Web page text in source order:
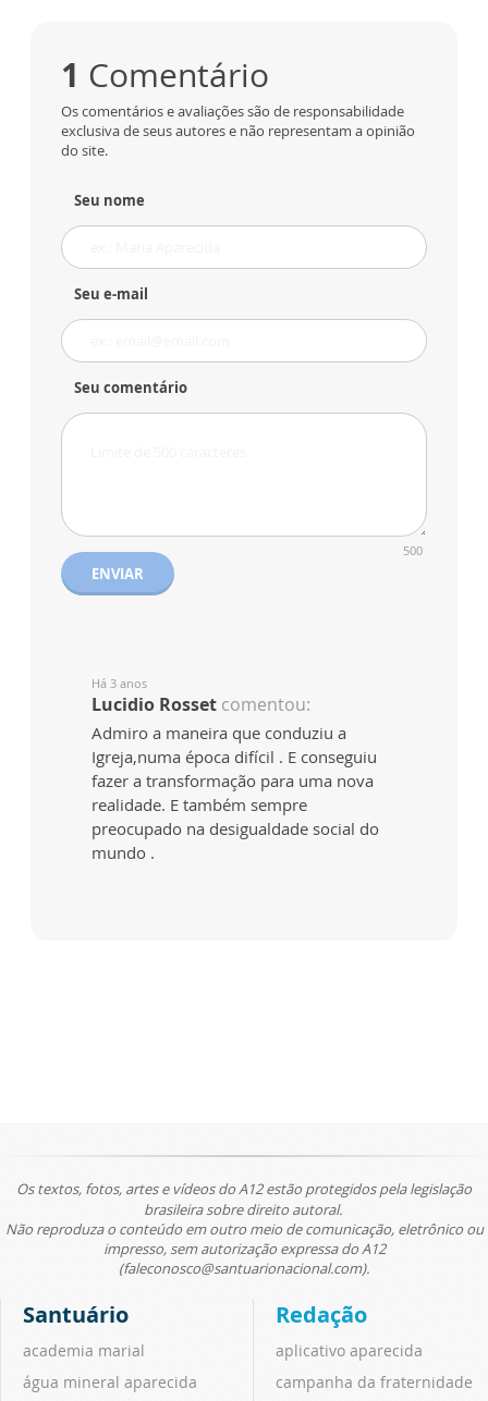
1 Comentário
Os comentários e avaliações são de responsabilidade
exclusiva de seus autores e não representam a opinião
do site.
Seu nome
Seu e-mail
Seu comentário
500
ENVIAR
Há 3 anos
Lucidio Rosset comentou:
Admiro a maneira que conduziu a
Igreja,numa época difícil . E conseguiu
fazer a transformação para uma nova
realidade. E também sempre
preocupado na desigualdade social do
mundo .
Os textos, fotos, artes e vídeos do A12 estão protegidos pela legislação
brasileira sobre direito autoral.
Não reproduza o conteúdo em outro meio de comunicação, eletrônico ou
impresso, sem autorização expressa do A12
(faleconosco@santuarionacional.com).
Santuário
academia marial
água mineral aparecida
Redação
aplicativo aparecida
campanha da fraternidade